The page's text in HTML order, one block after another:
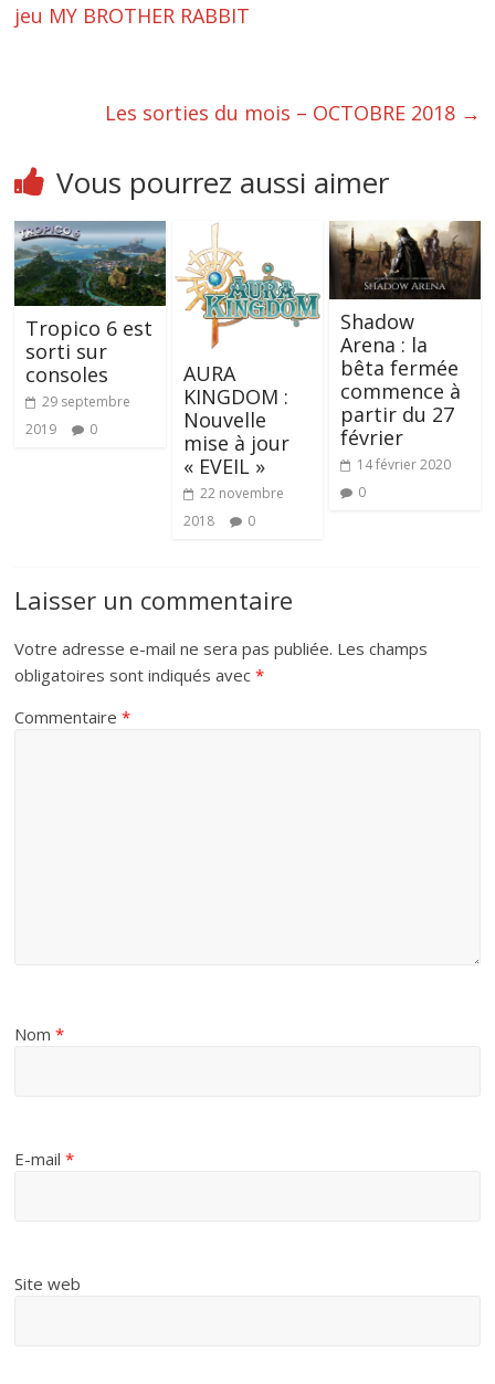
jeu MY BROTHER RABBIT
Les sorties du mois – OCTOBRE 2018 →
Vous pourrez aussi aimer
Tropico 6 est
sorti sur
consoles
29 septembre
2019
0
AURA
KINGDOM :
Nouvelle
mise à jour
« EVEIL »
22 novembre
2018
0
Shadow
Arena : la
bêta fermée
commence à
partir du 27
février
14 février 2020
0
Laisser un commentaire
Votre adresse e-mail ne sera pas publiée. Les champs
obligatoires sont indiqués avec*
Commentaire*
Nom*
E-mail*
Site web